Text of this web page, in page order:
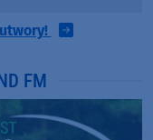
FM